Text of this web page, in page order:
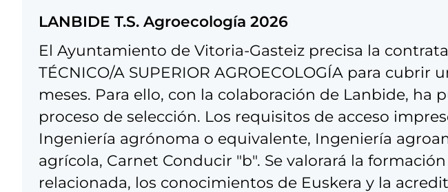
LANBIDE T.S. Agroecología 2026
El Ayuntamiento de Vitoria-Gasteiz precisa la
TÉCNICO/A SUPERIOR AGROECOLOGÍA para cubrir
meses. Para ello, con la colaboración de Lanbide, ha
proceso de selección. Los requisitos de acceso
Ingeniería agrónoma o equivalente, Ingeniería
agrícola, Carnet Conducir "b". Se valorará la
relacionada, los conocimientos de Euskera y la